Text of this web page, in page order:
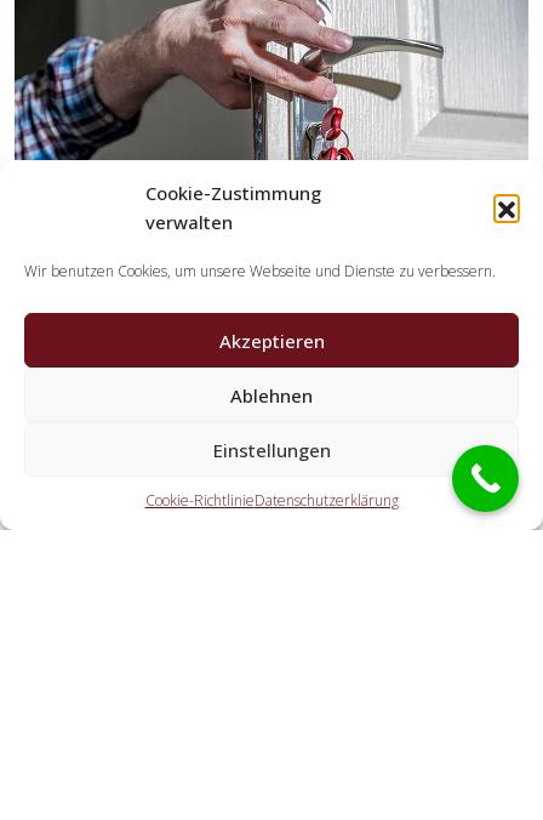
Cookie-Zustimmung
verwalten
Wir benutzen Cookies, um unsere Webseite und Dienste zu verbessern.
Akzeptieren
Ablehnen
Einstellungen
Cookie-RichtlinieDatenschutzerklärung
Welche Leistungen erledigen die
Die Kooperationspartner erledigen sämtliche Aufgaben,
welche Sie von einem Schlüssel-Notdienst erwarten. Dazu